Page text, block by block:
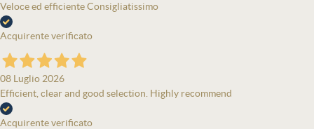
Veloce ed efficiente Consigliatissimo
Acquirente verificato
08 Luglio 2026
Efficient, clear and good selection. Highly recommend
Acquirente verificato